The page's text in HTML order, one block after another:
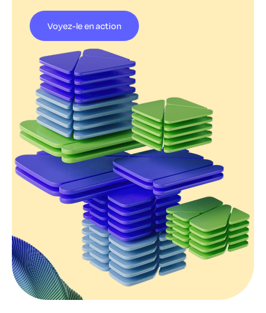
Voyez-le en action